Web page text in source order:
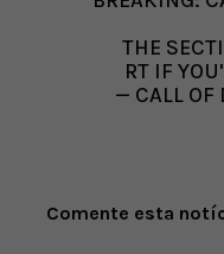
THE
RT IF
— CALL OF
Comente esta